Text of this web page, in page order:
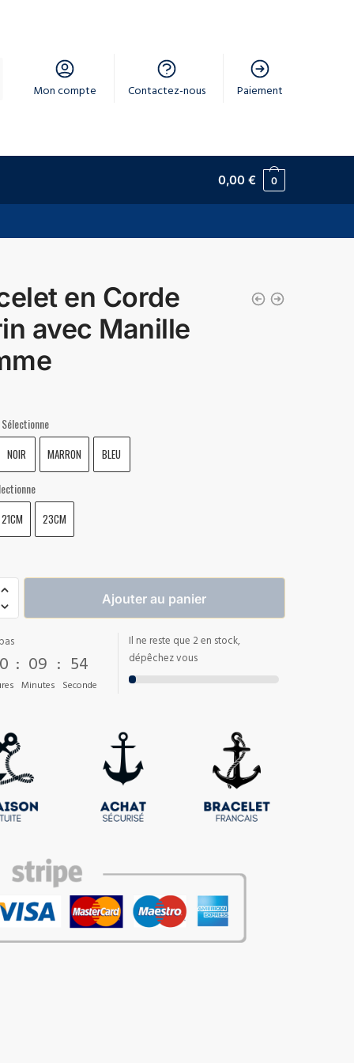
Mon compte Contactez-nous Paiement
0,00€ 0
en Corde
avec Manille
Sélectionne
NOIR MARRON BLEU
21CM 23CM
Ajouter au panier
: 09
Minutes
: 53
Seconde
Il ne reste que 2 en stock,
dépêchez vous